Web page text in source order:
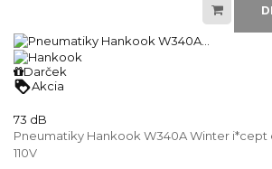
Darček
loyaltyAkcia
73 dB
Pneumatiky Hankook W340A Winter i*cept
110V